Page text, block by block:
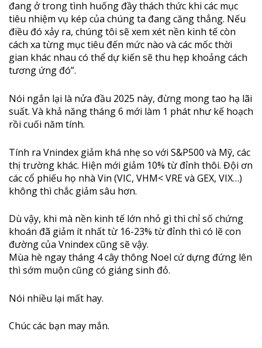
đang ở trong tình huống đầy thách thức khi các mục
tiêu nhiệm vụ kép của chúng ta đang căng thẳng. Nếu
điều đó xảy ra, chúng tôi sẽ xem xét nền kinh tế còn
cách xa từng mục tiêu đến mức nào và các mốc thời
gian khác nhau có thể dự kiến sẽ thu hẹp khoảng cách
tương ứng đó”.
Nói ngắn lại là nửa đầu 2025 này, đừng mong tao hạ lãi
suất. Và khả năng tháng 6 mới làm 1 phát như kế hoạch
rồi cuối năm tính.
Tính ra Vnindex giảm khá nhẹ so với S&P500 và Mỹ, các
thị trường khác. Hiện mới giảm 10% từ đỉnh thôi. Đội ơn
các cổ phiếu họ nhà Vin (VIC, VHM< VRE và GEX, VIX…)
không thì chắc giảm sâu hơn.
Dù vậy, khi mà nền kinh tế lớn nhỏ gì thì chỉ số chứng
khoán đã giảm ít nhất từ 16-23% từ đỉnh thì có lẽ con
đường của Vnindex cũng sẽ vậy.
Mùa hè ngay tháng 4 cây thông Noel cứ dựng đứng lên
thì sớm muộn cũng có giáng sinh đỏ.
Nói nhiều lại mất hay.
Chúc các bạn may mắn.